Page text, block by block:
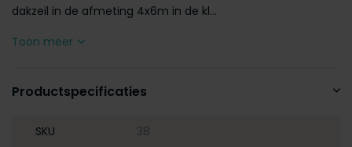
dakzeil in de afmeting 4x6m in de kl...
Toon meer
Productspecificaties
SKU 38